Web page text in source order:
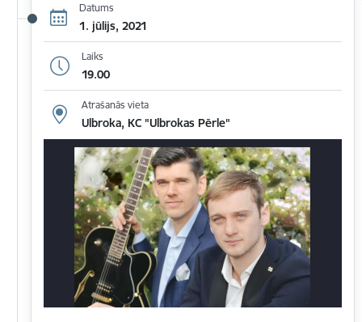
Datums
1. jūlijs, 2021
Laiks
19.00
Atrašanās vieta
Ulbroka, KC "Ulbrokas Pērle"